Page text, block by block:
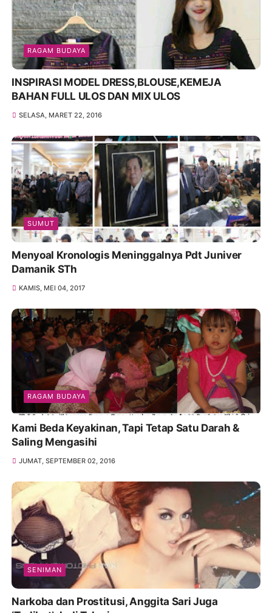
RAGAM BUDAYA
INSPIRASI MODEL DRESS,BLOUSE,KEMEJA
BAHAN FULL ULOS DAN MIX ULOS
SELASA, MARET 22, 2016
SUMUT
Menyoal Kronologis Meninggalnya Pdt Juniver
Damanik STh
KAMIS, MEI 04, 2017
RAGAM BUDAYA
Kami Beda Keyakinan, Tapi Tetap Satu Darah &
Saling Mengasihi
JUMAT, SEPTEMBER 02, 2016
SENIMAN
Narkoba dan Prostitusi, Anggita Sari Juga